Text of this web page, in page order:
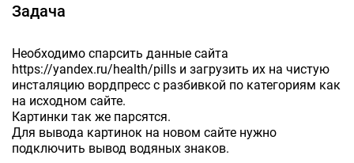
Задача
Необходимо спарсить данные сайта
https://yandex.ru/health/pills и загрузить их на чистую
инсталяцию вордпресс с разбивкой по категориям как
на исходном сайте.
Картинки так же парсятся.
Для вывода картинок на новом сайте нужно
подключить вывод водяных знаков.